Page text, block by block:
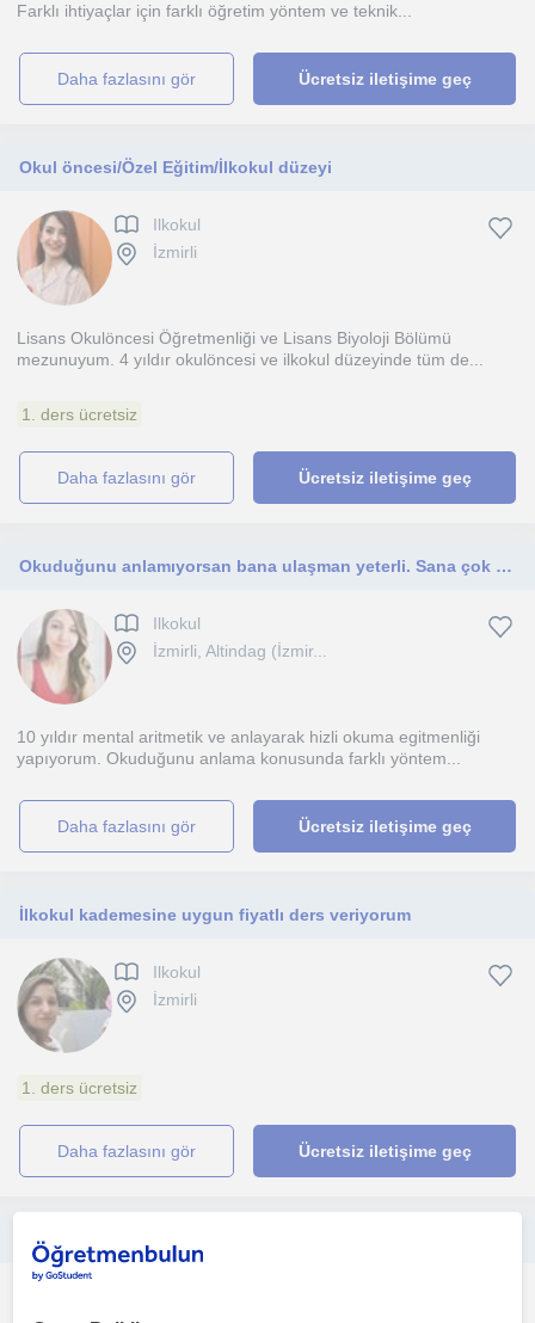
Farklı ihtiyaçlar için farklı öğretim yöntem ve teknik...
daha fazlasını gör Ücretsiz iletişime geç
Okul öncesi/Özel Eğitim/İlkokul düzeyi
Ilkokul
İzmirli
Lisans Okulöncesi Öğretmenliği ve Lisans Biyoloji Bölümü
mezunuyum. 4 yıldır okulöncesi ve ilkokul düzeyinde tüm de...
1. ders ücretsiz
daha fazlasını gör Ücretsiz iletişime geç
Okuduğunu anlamıyorsan bana ulaşman yeterli. Sana çok iyi metotlar öğretebilirim.
Ilkokul
İzmirli, Altindag (İzmir...
10 yıldır mental aritmetik ve anlayarak hizli okuma egitmenliği
yapıyorum. Okuduğunu anlama konusunda farklı yöntem...
daha fazlasını gör Ücretsiz iletişime geç
İlkokul kademesine uygun fiyatlı ders veriyorum
Ilkokul
İzmirli
1. ders ücretsiz
daha fazlasını gör Ücretsiz iletişime geç